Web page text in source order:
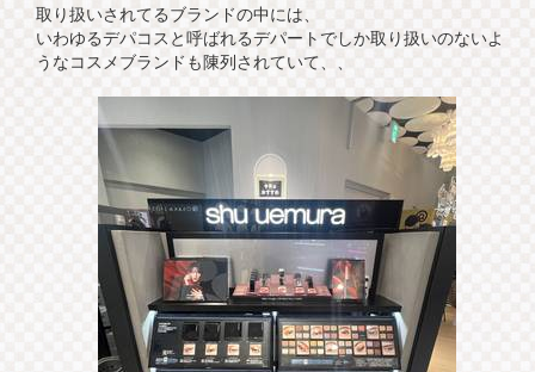
取り扱いされてるブランドの中には、
いわゆるデパコスと呼ばれるデパートでしか取り扱いのないよ
うなコスメブランドも陳列されていて、、